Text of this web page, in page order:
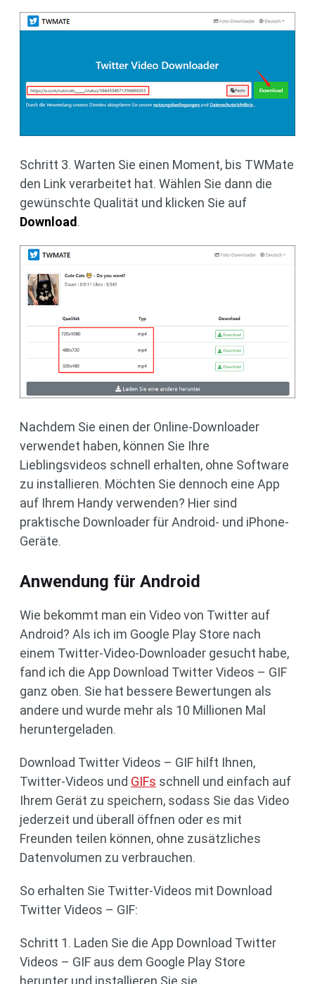
Schritt 3. Warten Sie einen Moment, bis TWMate
den Link verarbeitet hat. Wählen Sie dann die
gewünschte Qualität und klicken Sie auf
Download.
Nachdem Sie einen der Online-Downloader
verwendet haben, können Sie Ihre
Lieblingsvideos schnell erhalten, ohne Software
zu installieren. Möchten Sie dennoch eine App
auf Ihrem Handy verwenden? Hier sind
praktische Downloader für Android- und iPhone-
Geräte.
Anwendung für Android
Wie bekommt man ein Video von Twitter auf
Android? Als ich im Google Play Store nach
einem Twitter-Video-Downloader gesucht habe,
fand ich die App Download Twitter Videos – GIF
ganz oben. Sie hat bessere Bewertungen als
andere und wurde mehr als 10 Millionen Mal
heruntergeladen.
Download Twitter Videos – GIF hilft Ihnen,
Twitter-Videos und GIFs schnell und einfach auf
Ihrem Gerät zu speichern, sodass Sie das Video
jederzeit und überall öffnen oder es mit
Freunden teilen können, ohne zusätzliches
Datenvolumen zu verbrauchen.
So erhalten Sie Twitter-Videos mit Download
Twitter Videos – GIF:
Schritt 1. Laden Sie die App Download Twitter
Videos – GIF aus dem Google Play Store
herunter und installieren Sie sie.